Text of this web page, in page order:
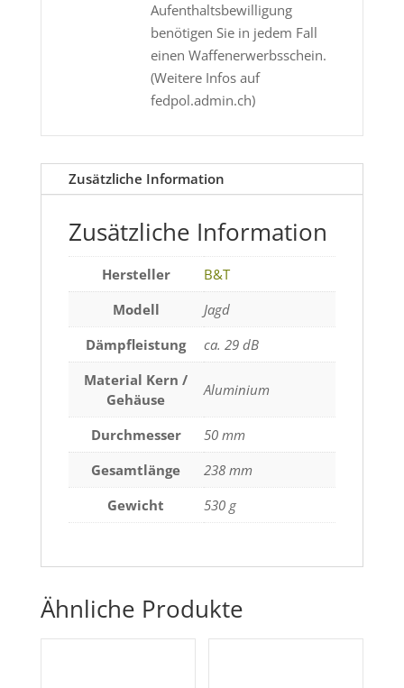
Aufenthaltsbewilligung
benötigen Sie in jedem Fall
einen Waffenerwerbsschein.
(Weitere Infos auf
fedpol.admin.ch)
Zusätzliche Information
Zusätzliche Information
Hersteller
B&T
Modell
Jagd
Dämpfleistung
ca. 29 dB
Material Kern /
Gehäuse
Aluminium
Durchmesser
50 mm
Gesamtlänge
238 mm
Gewicht
530 g
Ähnliche Produkte